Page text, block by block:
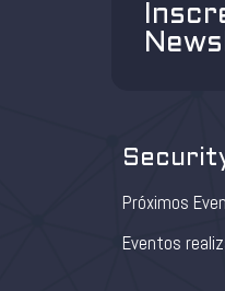
Próximos
Eventos